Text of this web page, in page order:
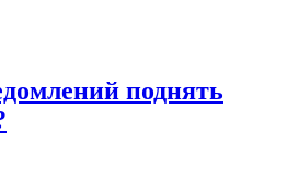
поднять